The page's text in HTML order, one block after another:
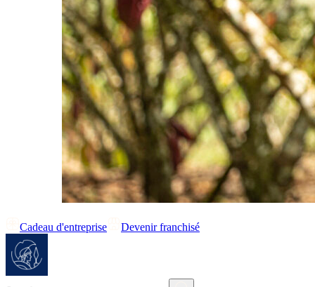
Cadeau d'entreprise Devenir franchisé